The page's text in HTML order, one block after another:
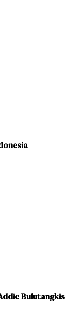
Bulutangkis